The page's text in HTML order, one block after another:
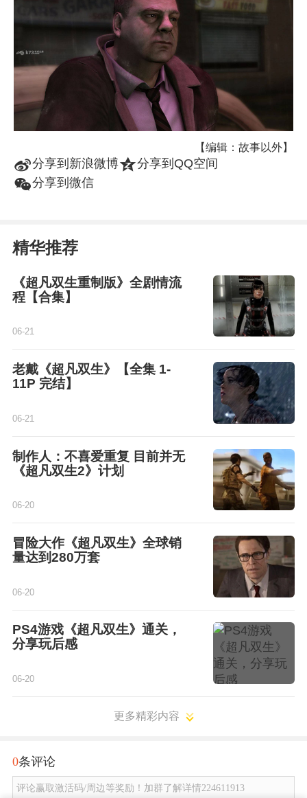
【编辑：故事以外】
t分享到新浪微博z分享到QQ空间
w分享到微信
精华推荐
《超凡双生重制版》全剧情流
程【合集】
06-21
老戴《超凡双生》【全集 1-
11P 完结】
06-21
制作人：不喜爱重复 目前并无
《超凡双生2》计划
06-20
冒险大作《超凡双生》全球销
量达到280万套
06-20
PS4游戏《超凡双生》通关，
分享玩后感
06-20
更多精彩内容
0条评论
评论赢取激活码/周边等奖励！加群了解详情224611913